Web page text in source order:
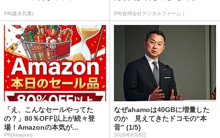
PR(森永乳業) PR(合同会社デジタルファーム )
「え、こんなセールやってた
の？」80％OFF以上が続々登
場！Amazonの本気が...
PR(Amazon)
なぜahamoは40GBに増量した
のか 見えてきたドコモの“本
音” (1/5)
2026年8月6日